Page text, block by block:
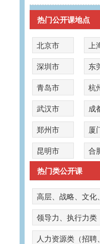
热门公开课地点
北京市 上
深圳市
东
青岛市
杭
武汉市
成
郑州市
厦
昆明市
合
热门类公开课
高层、战略、文化
领导力、执行力类
人力资源类（招聘